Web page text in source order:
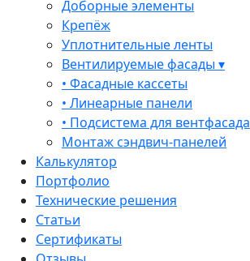
Доборные элементы
Крепёж
Уплотнительные ленты
Вентилируемые фасады ▾
• Фасадные кассеты
• Линеарные панели
• Подсистема для вентфасада
Монтаж сэндвич-панелей
Калькулятор
Портфолио
Технические решения
Статьи
Сертификаты